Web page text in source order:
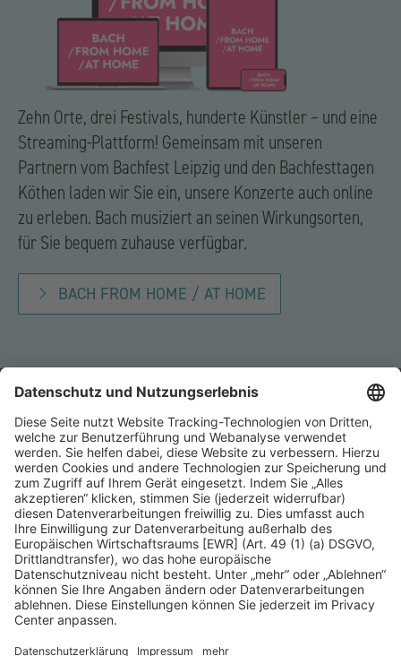
Zehn Orte, drei Festivals, hunderte Künstler – und eine
Streaming-Plattform! Gemeinsam mit unseren
Partnern vom Bachfest Leipzig und den Bachfesttagen
Köthen laden wir Sie ein, unsere Konzerte auch online
zu erleben. Bach musiziert an seinen Wirkungsorten,
für Sie bequem zuhause verfügbar.
BACH FROM HOME / AT HOME
Kontakt
Presse
Förderer
Häufige Fragen